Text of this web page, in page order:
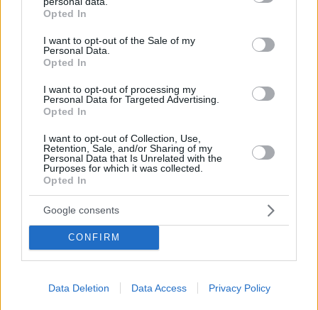
grant or deny consent to Google and its third-party tags to
use your data for below specified purposes in below Google
consent section.
Opted In
I want to opt-out of the Sale of my
Personal Data.
Opted In
I want to opt-out of processing my
Personal Data for Targeted Advertising.
Opted In
I want to opt-out of Collection, Use,
Retention, Sale, and/or Sharing of my
Personal Data that Is Unrelated with the
Purposes for which it was collected.
Opted In
Google consents
CONFIRM
Data Deletion Data Access Privacy Policy
Best of Network